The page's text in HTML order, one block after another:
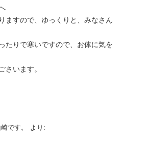
ますので、ゆっくりと、みなさん
たりで寒いですので、お体に気を
さいます。
です。 より: